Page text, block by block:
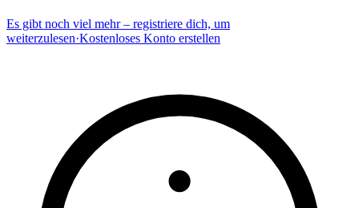
Es gibt noch viel mehr – registriere dich, um
weiterzulesen·Kostenloses Konto erstellen